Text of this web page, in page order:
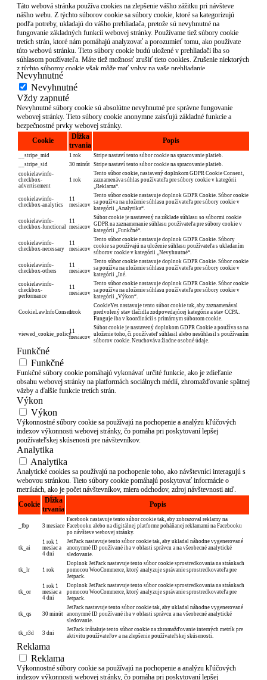
Táto webová stránka používa cookies na zlepšenie vášho zážitku pri návšteve
nášho webu. Z týchto súborov cookie sa súbory cookie, ktoré sa kategorizujú
podľa potreby, ukladajú do vášho prehliadača, pretože sú nevyhnutné na
fungovanie základných funkcií webovej stránky. Používame tiež súbory cookie
tretích strán, ktoré nám pomáhajú analyzovať a porozumieť tomu, ako používate
túto webovú stránku. Tieto súbory cookie budú uložené v prehliadači iba so
súhlasom používateľa. Máte tiež možnosť zrušiť tieto cookies. Zrušenie niektorých
z týchto súborov cookie však môže mať vplyv na vaše prehliadanie.
Nevyhnutné
Nevyhnutné
Vždy zapnuté
Nevyhnutné súbory cookie sú absolútne nevyhnutné pre správne fungovanie
webovej stránky. Tieto súbory cookie anonymne zaisťujú základné funkcie a
bezpečnostné prvky webovej stránky.
Cookie
Dĺžka
trvania
Popis
__stripe_mid 1 rok
Stripe nastaví tento súbor cookie na spracovanie platieb.
__stripe_sid
30 minút Stripe nastaví tento súbor cookie na spracovanie platieb.
cookielawinfo-
checkbox-
advertisement
1 rok
Tento súbor cookie, nastavený doplnkom GDPR Cookie Consent,
zaznamenáva súhlas používateľa pre súbory cookie v kategórii
„Reklama“.
cookielawinfo-
checkbox-analytics
11
mesiacov
Tento súbor cookie nastavuje doplnok GDPR Cookie. Súbor cookie
sa používa na uloženie súhlasu používateľa pre súbory cookie v
kategórii „Analytika“.
cookielawinfo-
checkbox-functional
11
mesiacov
Súbor cookie je nastavený na základe súhlasu so súbormi cookie
GDPR na zaznamenanie súhlasu používateľa pre súbory cookie v
kategórii „Funkčné“.
cookielawinfo-
checkbox-necessary
11
mesiacov
Tento súbor cookie nastavuje doplnok GDPR Cookie. Súbory
cookie sa používajú na uloženie súhlasu používateľa s ukladaním
súborov cookie v kategórii „Nevyhnutné“.
cookielawinfo-
checkbox-others
11
mesiacov
Tento súbor cookie nastavuje doplnok GDPR Cookie. Súbor cookie
sa používa na uloženie súhlasu používateľa pre súbory cookie v
kategórii „Iné.
cookielawinfo-
checkbox-
performance
11
mesiacov
Tento súbor cookie nastavuje doplnok GDPR Cookie. Súbor cookie
sa používa na uloženie súhlasu používateľa pre súbory cookie v
kategórii „Výkon“.
CookieLawInfoConsent1 rok
CookieYes nastavuje tento súbor cookie tak, aby zaznamenával
predvolený stav tlačidla zodpovedajúcej kategórie a stav CCPA.
Funguje iba v koordinácii s primárnym súborom cookie.
viewed_cookie_policy11
mesiacov
Súbor cookie je nastavený doplnkom GDPR Cookie a používa sa na
uloženie toho, či používateľ súhlasil alebo nesúhlasil s používaním
súborov cookie. Neuchováva žiadne osobné údaje.
Funkčné
Funkčné
Funkčné súbory cookie pomáhajú vykonávať určité funkcie, ako je zdieľanie
obsahu webovej stránky na platformách sociálnych médií, zhromažďovanie spätnej
väzby a ďalšie funkcie tretích strán.
Výkon
Výkon
Výkonnostné súbory cookie sa používajú na pochopenie a analýzu kľúčových
indexov výkonnosti webovej stránky, čo pomáha pri poskytovaní lepšej
používateľskej skúsenosti pre návštevníkov.
Analytika
Analytika
Analytické cookies sa používajú na pochopenie toho, ako návštevníci interagujú s
webovou stránkou. Tieto súbory cookie pomáhajú poskytovať informácie o
metrikách, ako je počet návštevníkov, miera odchodov, zdroj návštevnosti atď.
Cookie Dĺžka
trvania
Popis
_fbp 3 mesiace
Facebook nastavuje tento súbor cookie tak, aby zobrazoval reklamy na
Facebooku alebo na digitálnej platforme poháňanej reklamami na Facebooku
po návšteve webovej stránky.
tk_ai
1 rok 1
mesiac a
4 dni
JetPack nastavuje tento súbor cookie tak, aby ukladal náhodne vygenerované
anonymné ID používané iba v oblasti správcu a na všeobecné analytické
sledovanie.
tk_lr 1 rok
Doplnok JetPack nastavuje tento súbor cookie sprostredkovania na stránkach
pomocou WooCommerce, ktorý analyzuje správanie sprostredkovateľa pre
Jetpack.
tk_or
1 rok 1
mesiac a
4 dni
Doplnok JetPack nastavuje tento súbor cookie sprostredkovania na stránkach
pomocou WooCommerce, ktorý analyzuje správanie sprostredkovateľa pre
Jetpack.
tk_qs 30 minút
JetPack nastavuje tento súbor cookie tak, aby ukladal náhodne vygenerované
anonymné ID používané iba v oblasti správcu a na všeobecné analytické
sledovanie.
tk_r3d 3 dni
JetPack inštaluje tento súbor cookie na zhromažďovanie interných metrík pre
aktivitu používateľov a na zlepšenie používateľskej skúsenosti.
Reklama
Reklama
Výkonnostné súbory cookie sa používajú na pochopenie a analýzu kľúčových
indexov výkonnosti webovej stránky, čo pomáha pri poskytovaní lepšej